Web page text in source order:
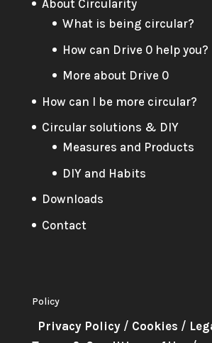
About Circularity
What is being circular?
How can Drive 0 help you?
More about Drive 0
How can I be more circular?
Circular solutions & DIY
Measures and Products
DIY and Habits
Downloads
Contact
Policy
Privacy Policy/ Cookies /